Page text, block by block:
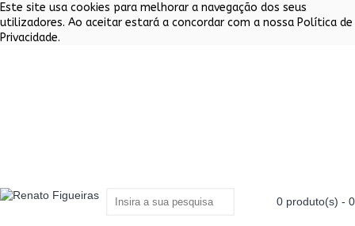
Este site usa cookies para melhorar a navegação dos seus
utilizadores. Ao aceitar estará a concordar com a nossa Política de
Privacidade.
0 produto(s) -